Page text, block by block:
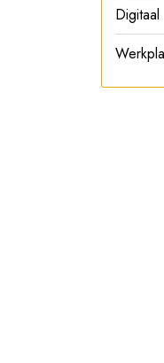
Digitaal